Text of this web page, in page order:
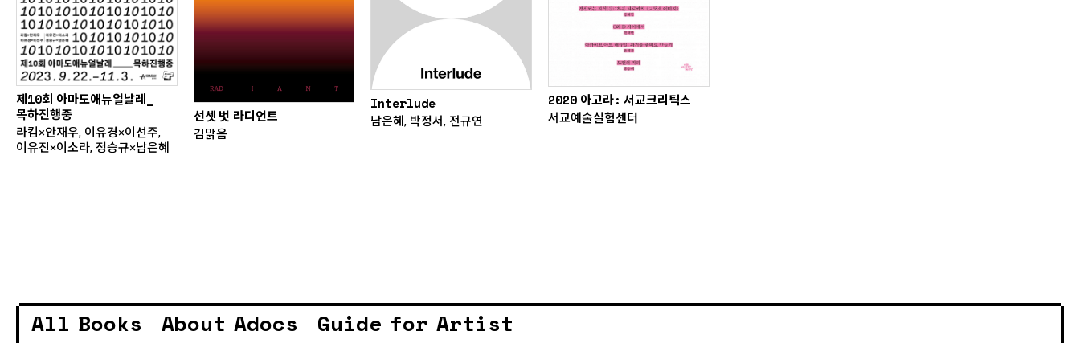
제10회 아마도애뉴얼날레_
목하진행중
라킴×안재우, 이유경×이선주,
이유진×이소라, 정승규×남은혜
선셋 벗 라디언트
김맑음
Interlude
남은혜, 박정서, 전규연
2020 아고라: 서교크리틱스
서교예술실험센터
All Books About Adocs Guide for Artist